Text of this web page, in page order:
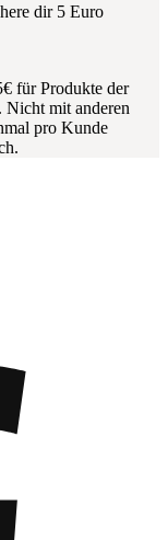
dir 5 Euro
für Produkte der
mit anderen
pro Kunde